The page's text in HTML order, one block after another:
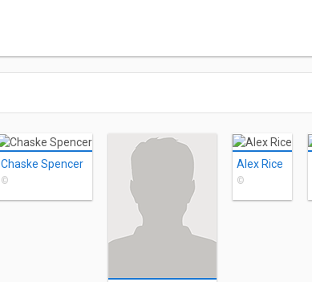
Chaske Spencer
©
Alex Rice
©